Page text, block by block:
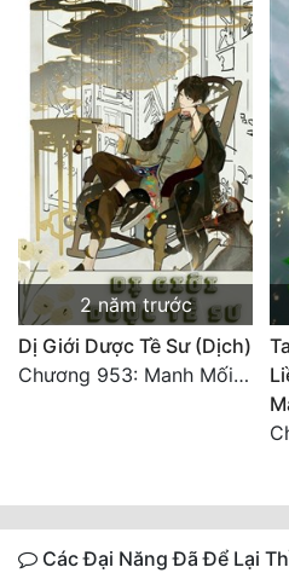
2 năm trước
Dị Giới Dược Tề Sư (Dịch)
Chương 953: Manh Mối Không Ngờ Đến!
Các Đại Năng Đã Để Lại